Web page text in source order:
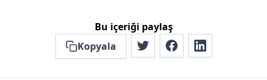
Bu içeriği paylaş
Kopyala